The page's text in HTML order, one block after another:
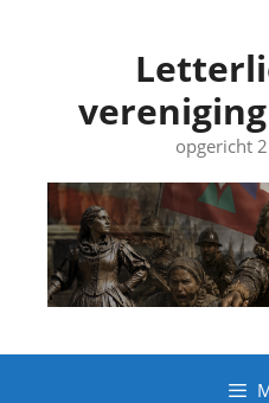
vereniging
opgericht